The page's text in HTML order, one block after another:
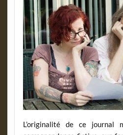
L’originalité de ce journal